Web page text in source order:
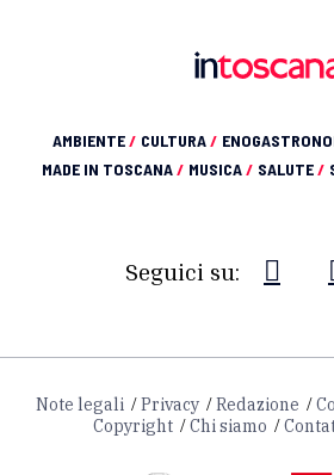
AMBIENTE/ CULTURA/
MADE IN TOSCANA/ MUSICA/ SALUTE/
Seguici su:
Note legali Privacy Redazione
Copyright
Chi siamo